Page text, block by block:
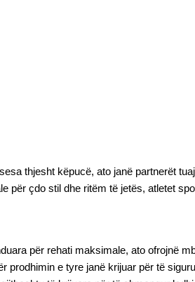
thjesht këpucë, ato janë partnerët
për çdo stil dhe ritëm të jetës, atletet
për rehati maksimale, ato ofrojnë
e tyre janë krijuar për të